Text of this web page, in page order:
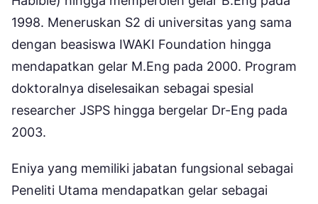
1998. Meneruskan S2 di universitas yang sama
dengan beasiswa IWAKI Foundation hingga
mendapatkan gelar M.Eng pada 2000. Program
doktoralnya diselesaikan sebagai spesial
researcher JSPS hingga bergelar Dr-Eng pada
2003.
Eniya yang memiliki jabatan fungsional sebagai
Peneliti Utama mendapatkan gelar sebagai